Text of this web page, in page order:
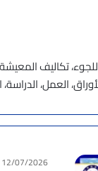
تكاليف
العمل، الدراسة،
12/07/2026